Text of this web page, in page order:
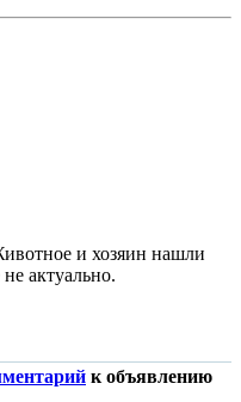
к объявлению